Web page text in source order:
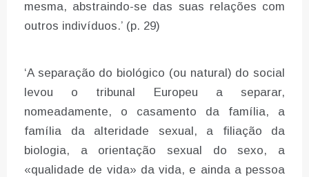
mesma, abstraindo-se das suas relações com
outros indivíduos.’ (p. 29)
‘A separação do biológico (ou natural) do social
levou o tribunal Europeu a separar,
nomeadamente, o casamento da família, a
família da alteridade sexual, a filiação da
biologia, a orientação sexual do sexo, a
«qualidade de vida» da vida, e ainda a pessoa